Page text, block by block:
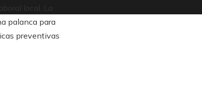
local. La
palanca para
preventivas